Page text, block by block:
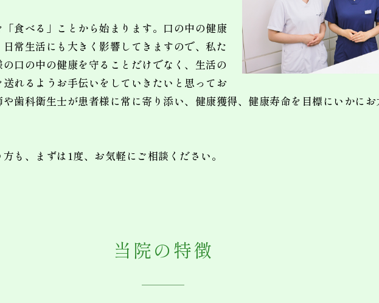
食べる」ことから始まります。口の中の健康
常生活にも大きく影響してきますので、私た
口の中の健康を守ることだけでなく、生活の
れるようお手伝いをしていきたいと思ってお
歯科衛生士が患者様に常に寄り添い、健康獲得、健康寿命を目標にいかに
も、まずは1度、お気軽にご相談ください。
当院の特徴